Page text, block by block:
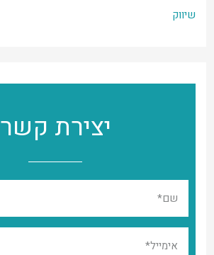
שיווק
יצירת קשר